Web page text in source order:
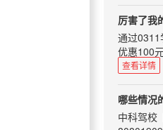
段。 在
属于间歇
时间约为
间），暖
后车辆显
里程为
车辆行车
行驶的里
返程也做
请珍惜那
今年的教
1学员对
见》出台
这一下子
还是有意
而且关于
报导可以
样呢，大
套考试科
和教练搞
能使你的
师结交成
注意以下
教练员留
加分的同
的过程中
一样对待
厉害了我
通过0311
优惠100
惠呢？本
起来的稳
会让利给
可以得到
查看详情
哪些情况
中科驾校